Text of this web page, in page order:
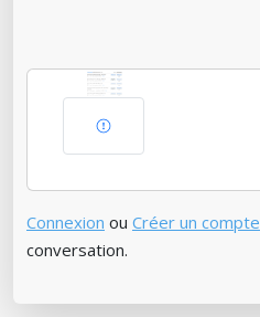
Connexion ou Créer un compte
conversation.